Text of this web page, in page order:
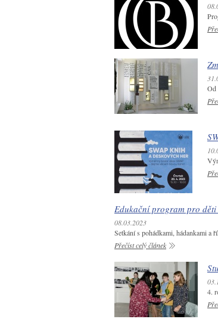
Od
Edukační program pro děti
08.03.2023
Setkání s pohádkami, hádankami a
Přečíst celý článek
4.